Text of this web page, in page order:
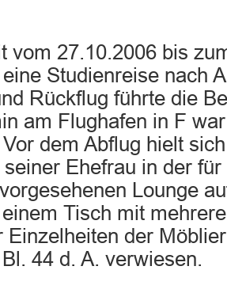
vom 27.10.2006 bis
Studienreise nach
Rückflug führte die
am Flughafen in F
dem Abflug hielt
seiner Ehefrau in der
Lounge
Tisch mit
Einzelheiten der
44 d. A. verwiesen.